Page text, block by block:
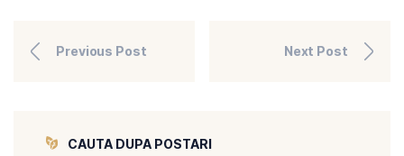
Previous Post Next Post
CAUTA DUPA POSTARI